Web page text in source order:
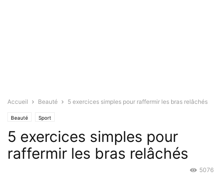
Accueil Beauté 5 exercices simples pour raffermir les bras relâchés
Beauté Sport
5 exercices simples pour
raffermir les bras relâchés
5076